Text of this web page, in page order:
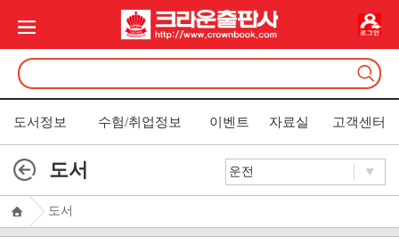
도서정보 수험/취업정보 이벤트 자료실 고객센터
도서
도서